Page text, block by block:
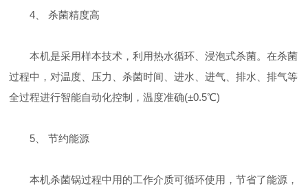
4、 杀菌精度高
本机是采用样本技术，利用热水循环、浸泡式杀菌。在杀菌
过程中，对温度、压力、杀菌时间、进水、进气、排水、排气等
全过程进行智能自动化控制，温度准确(±0.5℃)
5、 节约能源
本机杀菌锅过程中用的工作介质可循环使用，节省了能源，